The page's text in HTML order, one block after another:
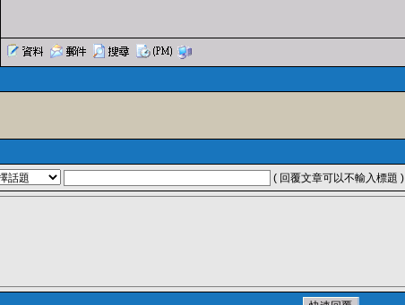
( 回覆文章可以不輸入標題 )